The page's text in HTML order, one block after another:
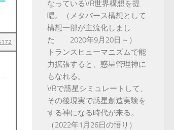
なっているVR世界構想を提
唱。（メタバース構想として
構想一部が主流化しまし
た 2020年9月20日～）
トランスヒューマニズムで能
力拡張すると、惑星管理神に
もなれる。
VRで惑星シミュレートして、
その後現実で惑星創造実験を
する神になる時代が来る。
（2022年1月26日の悟り）